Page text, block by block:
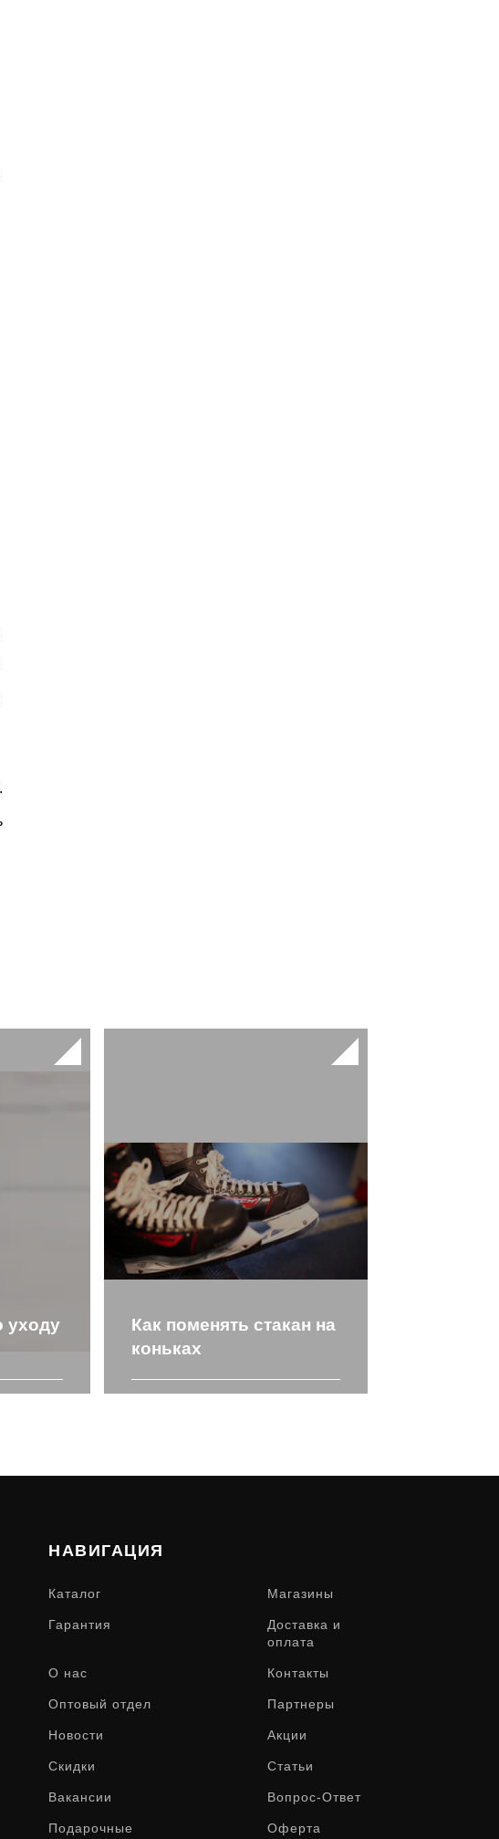
уходу
Как поменять стакан на
коньках
НАВИГАЦИЯ
Каталог Магазины
Гарантия
Доставка и
оплата
О нас Контакты
Оптовый отдел Партнеры
Новости Акции
Скидки Статьи
Вакансии Вопрос-Ответ
Подарочные
Оферта